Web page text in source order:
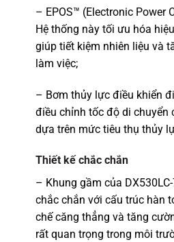
– EPOS™ (Electronic Power
Hệ thống này tối ưu hóa
giúp tiết kiệm nhiên liệu và
làm việc;
– Bơm thủy lực điều khiển
điều chỉnh tốc độ di chuyển
dựa trên mức tiêu thụ thủy
Thiết kế chắc chắn
– Khung gầm của
chắc chắn với cấu trúc hàn
chế căng thẳng và tăng
rất quan trọng trong môi